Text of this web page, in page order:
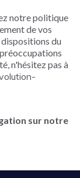
notre politique
de vos
du
n'hésitez pas à
sur notre